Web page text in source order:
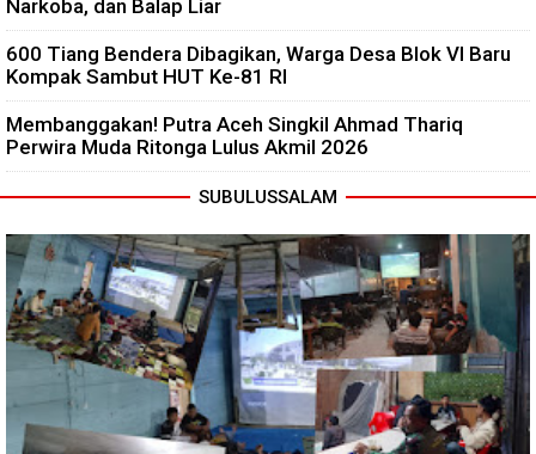
Narkoba, dan Balap Liar
600 Tiang Bendera Dibagikan, Warga Desa Blok VI Baru
Kompak Sambut HUT Ke-81 RI
Membanggakan! Putra Aceh Singkil Ahmad Thariq
Perwira Muda Ritonga Lulus Akmil 2026
SUBULUSSALAM